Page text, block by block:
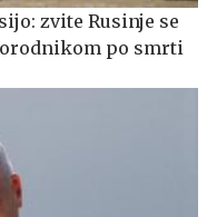
zvite Rusinje se
po smrti